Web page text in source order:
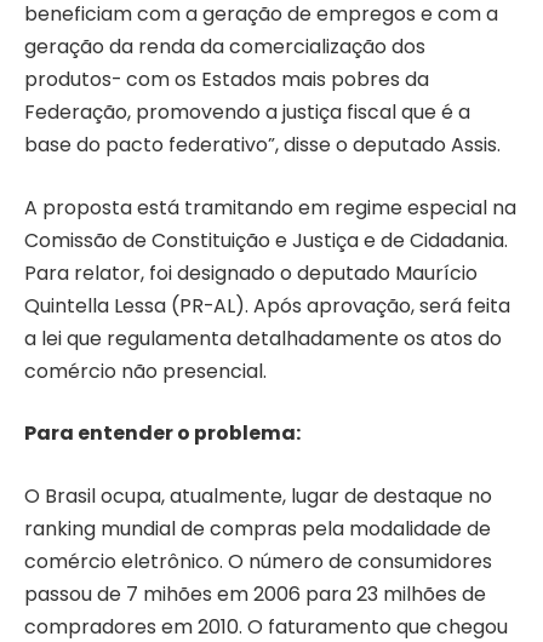
beneficiam com a geração de empregos e com a
geração da renda da comercialização dos
produtos- com os Estados mais pobres da
Federação, promovendo a justiça fiscal que é a
base do pacto federativo”, disse o deputado Assis.
A proposta está tramitando em regime especial na
Comissão de Constituição e Justiça e de Cidadania.
Para relator, foi designado o deputado Maurício
Quintella Lessa (PR-AL). Após aprovação, será feita
a lei que regulamenta detalhadamente os atos do
comércio não presencial.
Para entender o problema:
O Brasil ocupa, atualmente, lugar de destaque no
ranking mundial de compras pela modalidade de
comércio eletrônico. O número de consumidores
passou de 7 mihões em 2006 para 23 milhões de
compradores em 2010. O faturamento que chegou